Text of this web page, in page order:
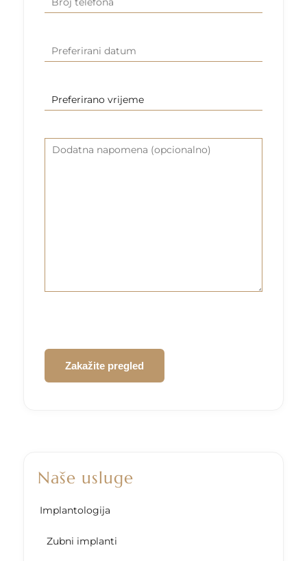
Naše usluge
Implantologija
Zubni implanti
telefona
Preferirani
DD
slash
Preferirano
Dodatna
napomena